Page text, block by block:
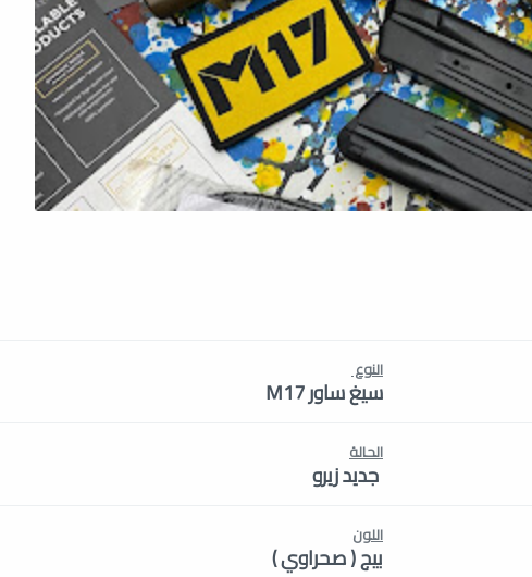
النوع
سيغ ساور M17
الحالة
جديد زيرو
اللون
بيج ( صحراوي )